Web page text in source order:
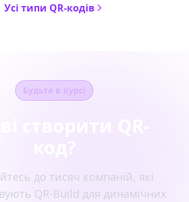
Усі типи QR-кодів
Будьте в курсі
до тисяч компаній, які
QR-Build для динамічних